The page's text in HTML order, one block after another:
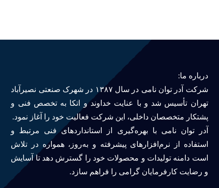
درباره ما:
شرکت آدر توان نامی در سال ۱۳۸۷ در شهرک صنعتی نصیرآباد
تهران تأسیس شد و با عنایت خداوند و اتکا به تخصص فنی و
پشتکار متخصصان داخلی، این شرکت فعالیت خود را آغاز نمود.
آدر توان نامی با بهره‌گیری از استانداردهای فنی مرتبط و
استفاده از نرم‌افزارهای پیشرفته و به‌روز، همواره در تلاش
است دامنه تولیدات و محصولات خود را گسترش دهد تا آسایش
و رضایت کارفرمایان گرامی را فراهم سازد.